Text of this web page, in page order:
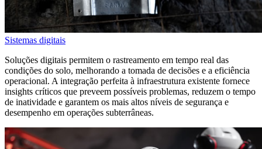
Sistemas digitais
Soluções digitais permitem o rastreamento em tempo real das
condições do solo, melhorando a tomada de decisões e a eficiência
operacional. A integração perfeita à infraestrutura existente fornece
insights críticos que preveem possíveis problemas, reduzem o tempo
de inatividade e garantem os mais altos níveis de segurança e
desempenho em operações subterrâneas.